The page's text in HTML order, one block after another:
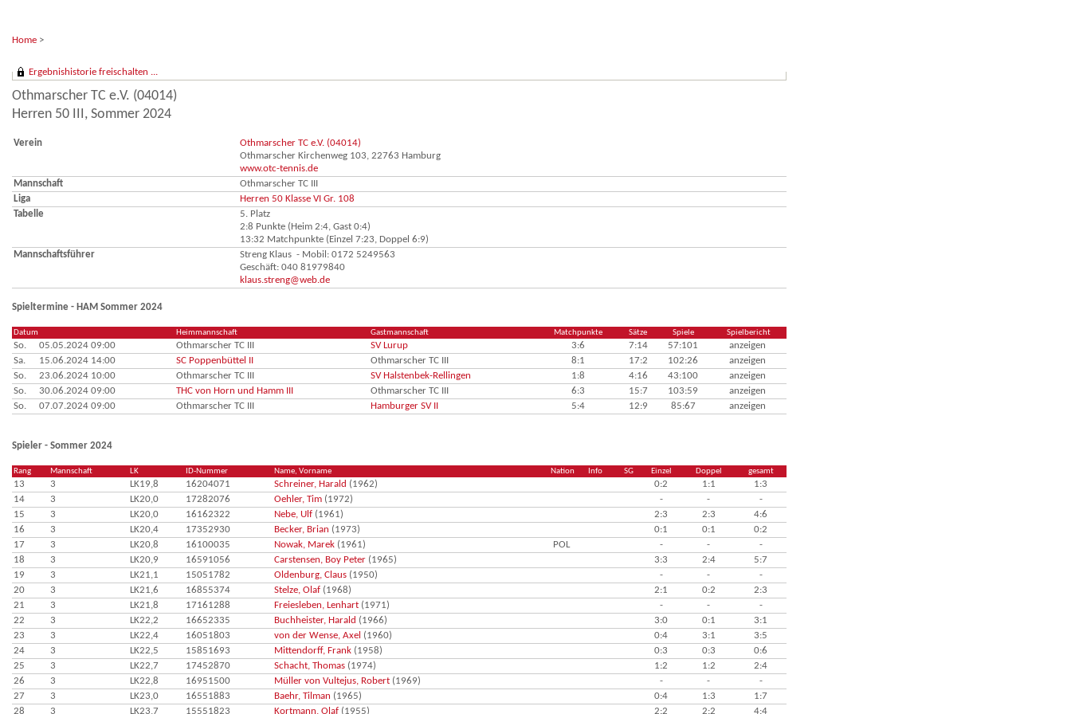
Home >
Ergebnishistorie freischalten ...
Othmarscher TC e.V. (04014)
Herren 50 III, Sommer 2024
Verein
Othmarscher TC e.V. (04014)
Othmarscher Kirchenweg 103, 22763 Hamburg
www.otc-tennis.de
Mannschaft
Othmarscher TC III
Liga
Herren 50 Klasse VI Gr. 108
Tabelle
5. Platz
2:8 Punkte (Heim 2:4, Gast 0:4)
13:32 Matchpunkte (Einzel 7:23, Doppel 6:9)
Mannschaftsführer
Streng Klaus - Mobil: 0172 5249563
Geschäft: 040 81979840
klaus.streng@web.de
Spieltermine - HAM Sommer 2024
Datum Heimmannschaft Gastmannschaft Matchpunkte Sätze Spiele Spielbericht
So. 05.05.2024 09:00 Othmarscher TC III SV Lurup 3:6 7:14 57:101
anzeigen
Sa.
15.06.2024 14:00 SC Poppenbüttel II Othmarscher TC III 8:1 17:2 102:26
anzeigen
So.
23.06.2024 10:00 Othmarscher TC III SV Halstenbek-Rellingen 1:8 4:16 43:100
anzeigen
So.
30.06.2024 09:00 THC von Horn und Hamm III Othmarscher TC III 6:3 15:7 103:59
anzeigen
So.
07.07.2024 09:00 Othmarscher TC III Hamburger SV II 5:4 12:9 85:67 anzeigen
Spieler - Sommer 2024
Rang Mannschaft LK ID-Nummer Name, Vorname Nation Info SG Einzel Doppel gesamt
13 3 LK19,8 16204071 Schreiner, Harald (1962) 0:2 1:1
1:3
14
3 LK20,0 17282076 Oehler, Tim (1972) - -
-
15
3 LK20,0 16162322 Nebe, Ulf (1961) 2:3 2:3
4:6
16
3 LK20,4 17352930 Becker, Brian (1973) 0:1 0:1
0:2
17
3 LK20,8 16100035 Nowak, Marek (1961) POL - -
-
18
3 LK20,9 16591056 Carstensen, Boy Peter (1965) 3:3 2:4
5:7
19
3 LK21,1 15051782 Oldenburg, Claus (1950) - -
-
20
3 LK21,6 16855374 Stelze, Olaf (1968) 2:1 0:2
2:3
21
3 LK21,8 17161288 Freiesleben, Lenhart (1971) - -
-
22
3 LK22,2 16652335 Buchheister, Harald (1966) 3:0 0:1
3:1
23
3 LK22,4 16051803 von der Wense, Axel (1960) 0:4 3:1
3:5
24
3 LK22,5 15851693 Mittendorff, Frank (1958) 0:3 0:3
0:6
25
3 LK22,7 17452870 Schacht, Thomas (1974) 1:2 1:2
2:4
26
3 LK22,8 16951500 Müller von Vultejus, Robert (1969) - -
-
27
3 LK23,0 16551883 Baehr, Tilman (1965) 0:4 1:3
1:7
28
3 LK23,7 15551823 Kortmann, Olaf (1955) 2:2 2:2 4:4